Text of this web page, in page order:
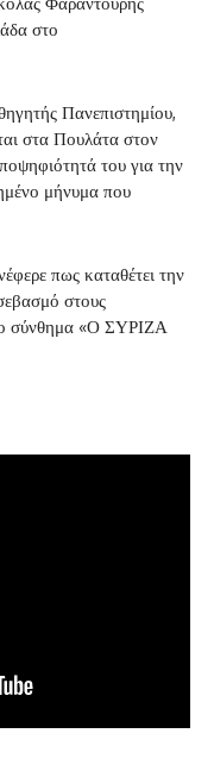
στο
Πανεπιστημίου,
στα Πουλάτα στον
του για την
μήνυμα που
πως καταθέτει την
στους
σύνθημα «Ο ΣΥΡΙΖΑ